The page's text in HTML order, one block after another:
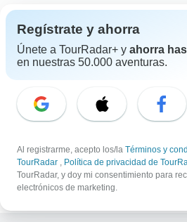
Trentino Alto Adigio
Apulia
Los Dolomitas
Odisea en tren por Canadá con
Magia de Nueva Zelanda
Isla Norte - Bono de autobús Hop-
Circuito por Apulia: la
vida, cultura, historia y
Paseos clásicos de Escocia
Regístrate y ahorra
Únete a TourRadar+ y ahorra
en nuestras 50.000 aventuras.
Al registrarme, acepto los/la Términos y
TourRadar , Política de privacidad de
TourRadar, y doy mi consentimiento para
electrónicos de marketing.